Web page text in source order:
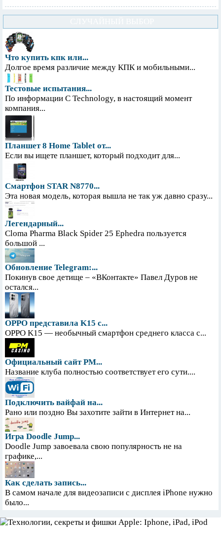
Что купить кпк или...
Долгое время различие между КПК и мобильными...
Тестовые испытания...
По информации С Technology, в настоящий момент
компания...
Планшет 8 Home Tablet от...
Если вы ищете планшет, который подходит для...
Смартфон STAR N8770...
Эта новая модель, которая вышла не так уж давно сразу...
Легендарный...
Cloma Pharma Black Spider 25 Ephedra пользуется
большой ...
Обновление Telegram:...
Покинув свое детище – «ВКонтакте» Павел Дуров не
остался...
OPPO представила K15 с...
OPPO K15 — необычный смартфон среднего класса с...
Официальный сайт PM...
Название клуба полностью соответствует его сути....
Подключить вайфай на...
Рано или поздно Вы захотите зайти в Интернет на...
Игра Doodle Jump...
Doodle Jump завоевала свою популярность не на
графике,...
Как сделать запись...
В самом начале для видеозаписи с дисплея iPhone нужно
было...